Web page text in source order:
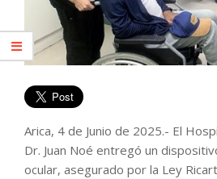
Arica, 4 de Junio de 2025.- El
Dr. Juan Noé entregó un
ocular, asegurado por la Ley